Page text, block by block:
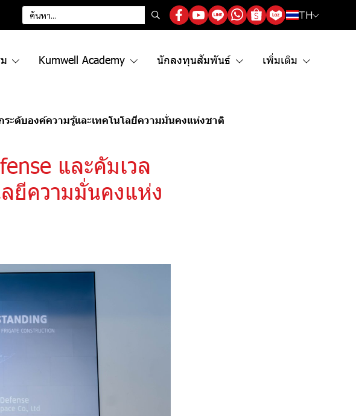
TH
Kumwell Academy นักลงทุนสัมพันธ์ เพิ่มเติม
ะดับองค์ความรู้และเทคโนโลยีความมั่นคงแห่งชาติ
และคัมเวล
ยีความมั่นคงแห่ง